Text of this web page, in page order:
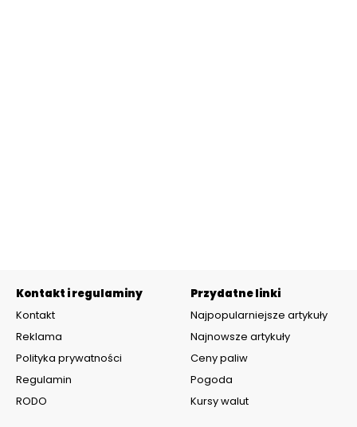
Kontakt i regulaminy
Kontakt
Reklama
Polityka prywatności
Regulamin
RODO
Przydatne linki
Najpopularniejsze artykuły
Najnowsze artykuły
Ceny paliw
Pogoda
Kursy walut